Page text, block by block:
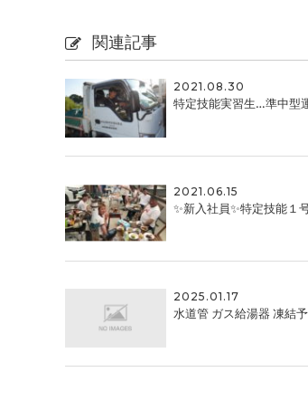
関連記事
2021.08.30
特定技能実習生…準中型
2021.06.15
✨新入社員✨特定技能１
2025.01.17
水道管 ガス給湯器 凍結